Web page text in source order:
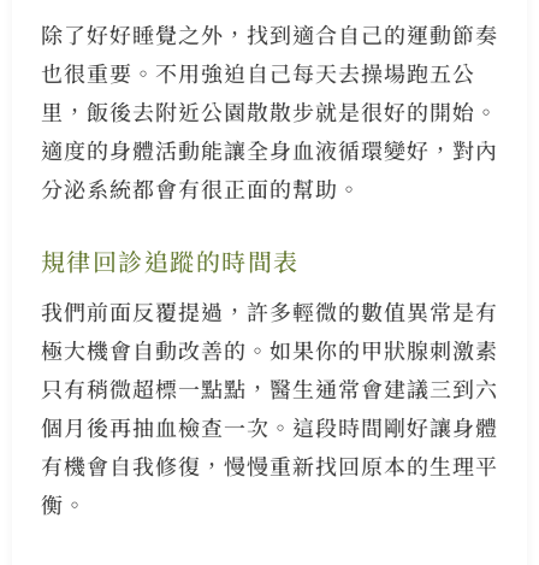
除了好好睡覺之外，找到適合自己的運動節奏
也很重要。不用強迫自己每天去操場跑五公
里，飯後去附近公園散散步就是很好的開始。
適度的身體活動能讓全身血液循環變好，對內
分泌系統都會有很正面的幫助。
規律回診追蹤的時間表
我們前面反覆提過，許多輕微的數值異常是有
極大機會自動改善的。如果你的甲狀腺刺激素
只有稍微超標一點點，醫生通常會建議三到六
個月後再抽血檢查一次。這段時間剛好讓身體
有機會自我修復，慢慢重新找回原本的生理平
衡。